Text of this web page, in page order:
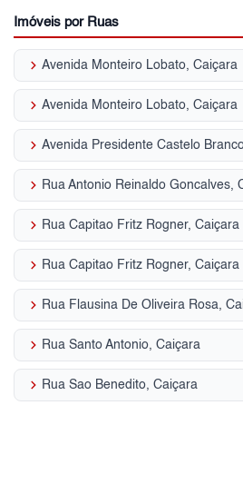
Imóveis por Ruas
keyboard_arrow_right Avenida Monteiro Lobato, Caiçara
keyboard_arrow_right Avenida Monteiro Lobato, Caiçara
keyboard_arrow_right Avenida Presidente Castelo
keyboard_arrow_right Rua Antonio Reinaldo Goncalves,
keyboard_arrow_right Rua Capitao Fritz Rogner, Caiçara
keyboard_arrow_right Rua Capitao Fritz Rogner, Caiçara
keyboard_arrow_right Rua Flausina De Oliveira Rosa,
keyboard_arrow_right Rua Santo Antonio, Caiçara
keyboard_arrow_right Rua Sao Benedito, Caiçara